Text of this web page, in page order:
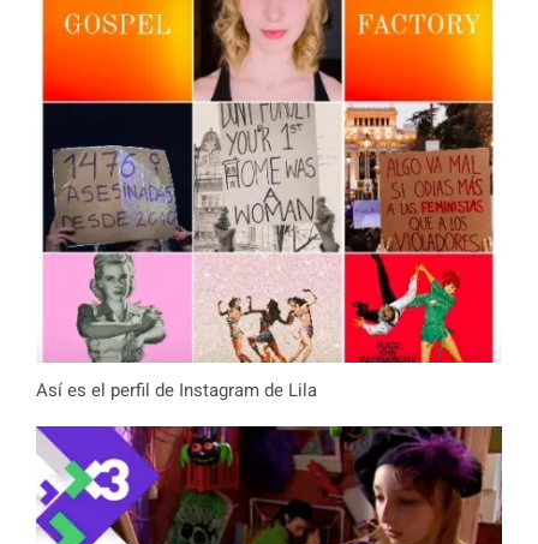
Así es el perfil de Instagram de Lila